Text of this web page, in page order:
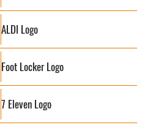
ALDI Logo
Foot Locker Logo
7 Eleven Logo